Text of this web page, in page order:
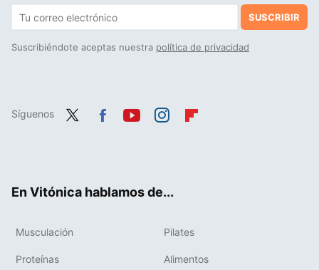
SUSCRIBIR
Suscribiéndote aceptas nuestra política de privacidad
Síguenos
En Vitónica hablamos de...
Musculación Pilates
Proteínas Alimentos